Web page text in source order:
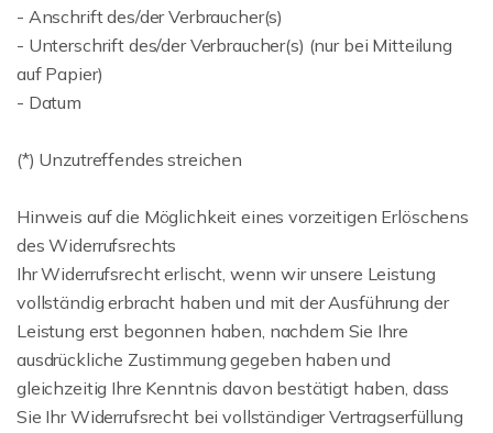
- Anschrift des/der Verbraucher(s)
- Unterschrift des/der Verbraucher(s) (nur bei Mitteilung
auf Papier)
- Datum
(*) Unzutreffendes streichen
Hinweis auf die Möglichkeit eines vorzeitigen Erlöschens
des Widerrufsrechts
Ihr Widerrufsrecht erlischt, wenn wir unsere Leistung
vollständig erbracht haben und mit der Ausführung der
Leistung erst begonnen haben, nachdem Sie Ihre
ausdrückliche Zustimmung gegeben haben und
gleichzeitig Ihre Kenntnis davon bestätigt haben, dass
Sie Ihr Widerrufsrecht bei vollständiger Vertragserfüllung